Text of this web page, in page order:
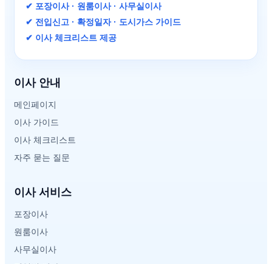
✔ 포장이사 · 원룸이사 · 사무실이사
✔ 전입신고 · 확정일자 · 도시가스 가이드
✔ 이사 체크리스트 제공
이사 안내
메인페이지
이사 가이드
이사 체크리스트
자주 묻는 질문
이사 서비스
포장이사
원룸이사
사무실이사